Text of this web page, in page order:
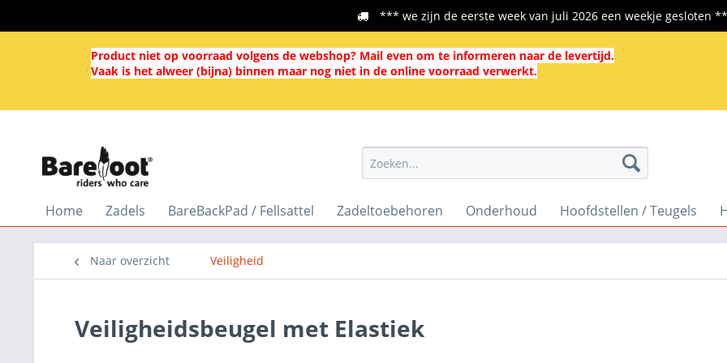
*** we zijn de eerste week van juli 2026 een weekje gesloten
Product niet op voorraad volgens de webshop? Mail even om te informeren naar de levertijd.
Vaak is het alweer (bijna) binnen maar nog niet in de online voorraad verwerkt.
Home Zadels BareBackPad / Fellsattel Zadeltoebehoren Onderhoud Hoofdstellen / Teugels
Naar overzicht Veiligheid
Veiligheidsbeugel met Elastiek